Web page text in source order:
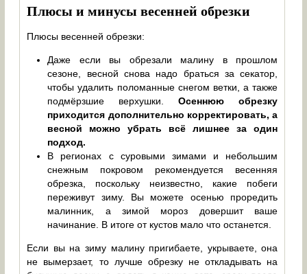
Плюсы и минусы весенней обрезки
Плюсы весенней обрезки:
Даже если вы обрезали малину в прошлом
сезоне, весной снова надо браться за секатор,
чтобы удалить поломанные снегом ветки, а также
подмёрзшие верхушки.Осеннюю обрезку
приходится дополнительно корректировать, а
весной можно убрать всё лишнее за один
подход.
В регионах с суровыми зимами и небольшим
снежным покровом рекомендуется весенняя
обрезка, поскольку неизвестно, какие побеги
переживут зиму. Вы можете осенью проредить
малинник, а зимой мороз довершит ваше
начинание. В итоге от кустов мало что останется.
Если вы на зиму малину пригибаете, укрываете, она
не вымерзает, то лучше обрезку не откладывать на